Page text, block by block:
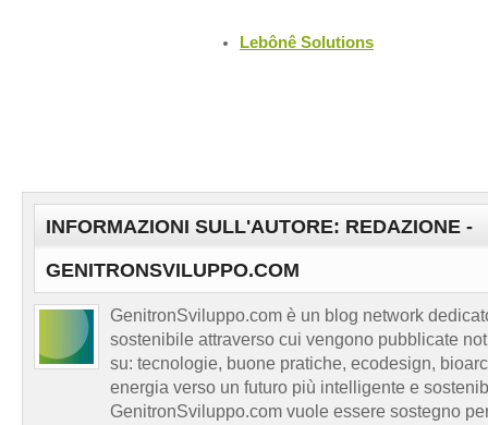
Lebônê Solutions
INFORMAZIONI SULL'AUTORE: REDAZIONE -
GENITRONSVILUPPO.COM
GenitronSviluppo.com è un blog network
sostenibile attraverso cui vengono pubblicate
su: tecnologie, buone pratiche, ecodesign,
energia verso un futuro più intelligente e
GenitronSviluppo.com vuole essere sostegno